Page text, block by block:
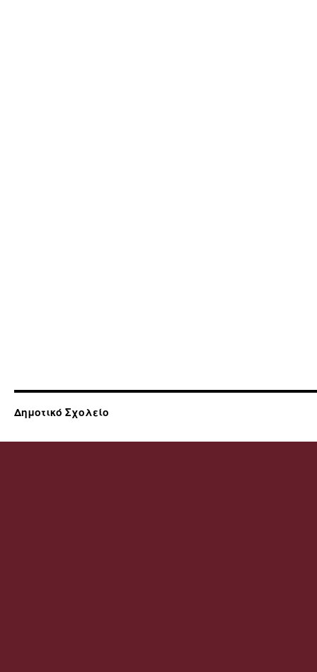
Δημοτικό Σχολείο